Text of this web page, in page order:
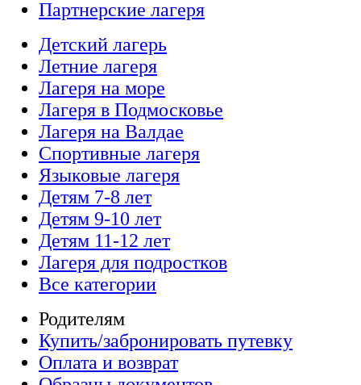
Партнерские лагеря
Детский лагерь
Летние лагеря
Лагеря на море
Лагеря в Подмосковье
Лагеря на Валдае
Спортивные лагеря
Языковые лагеря
Детям 7-8 лет
Детям 9-10 лет
Детям 11-12 лет
Лагеря для подростков
Все категории
Родителям
Купить/забронировать путевку
Оплата и возврат